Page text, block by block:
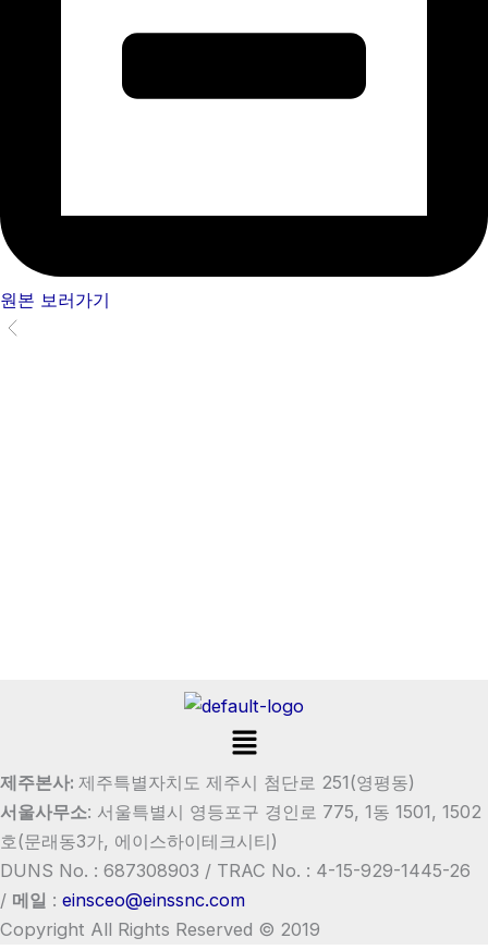
원본 보러가기
Menu
제주본사: 제주특별자치도 제주시 첨단로 251(영평동)
서울사무소: 서울특별시 영등포구 경인로 775, 1동 1501, 1502
호(문래동3가, 에이스하이테크시티)
DUNS No. : 687308903 / TRAC No. : 4-15-929-1445-26
/ 메일 : einsceo@einssnc.com
Copyright All Rights Reserved © 2019